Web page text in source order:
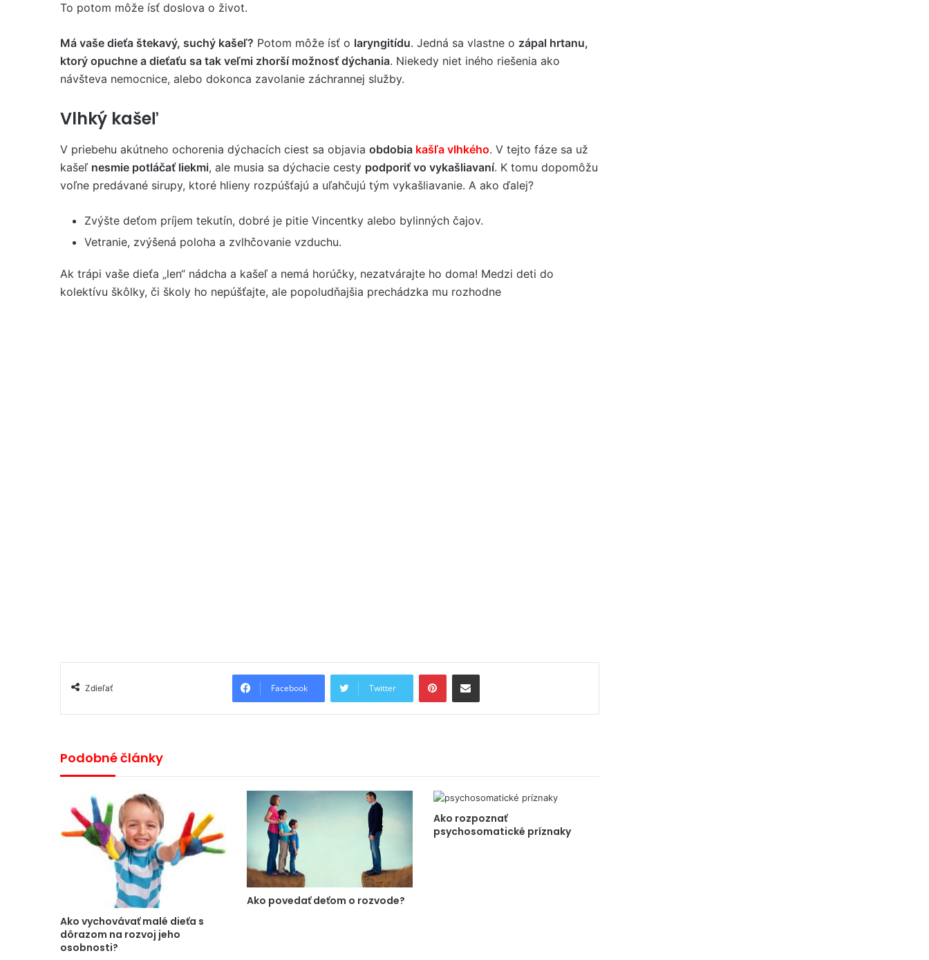
To potom môže ísť doslova o život.
Má vaše dieťa štekavý, suchý kašeľ? Potom môže ísť o laryngitídu. Jedná sa vlastne o zápal hrtanu,
ktorý opuchne a dieťaťu sa tak veľmi zhorší možnosť dýchania. Niekedy niet iného riešenia ako
návšteva nemocnice, alebo dokonca zavolanie záchrannej služby.
Vlhký kašeľ
V priebehu akútneho ochorenia dýchacích ciest sa objavia obdobia kašľa vlhkého. V tejto fáze sa už
kašeľ nesmie potláčať liekmi, ale musia sa dýchacie cesty podporiť vo vykašliavaní. K tomu dopomôžu
voľne predávané sirupy, ktoré hlieny rozpúšťajú a uľahčujú tým vykašliavanie. A ako ďalej?
Zvýšte deťom príjem tekutín, dobré je pitie Vincentky alebo bylinných čajov.
Vetranie, zvýšená poloha a zvlhčovanie vzduchu.
Ak trápi vaše dieťa „len“ nádcha a kašeľ a nemá horúčky, nezatvárajte ho doma! Medzi deti do
kolektívu škôlky, či školy ho nepúšťajte, ale popoludňajšia prechádzka mu rozhodne
Zdieľať Facebook Twitter
PinterestShare via Email
Podobné články
Ako vychovávať malé dieťa s
dôrazom na rozvoj jeho
osobnosti?
Ako povedať deťom o rozvode?
Ako rozpoznať
psychosomatické príznaky